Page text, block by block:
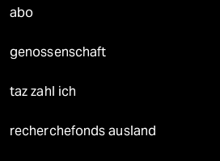
abo
genossenschaft
taz zahl ich
recherchefonds ausland